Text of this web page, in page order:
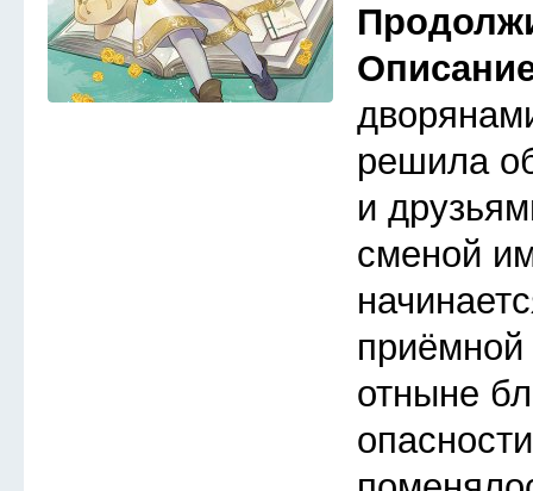
решила
и
сменой
отныне